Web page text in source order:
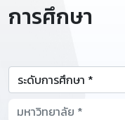
การศึกษา